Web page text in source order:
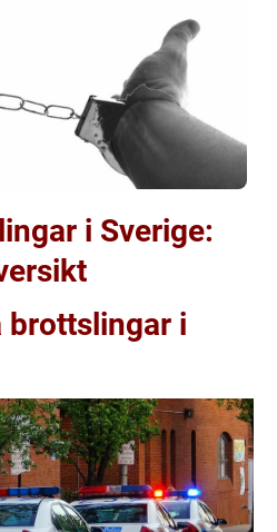
i Sverige:
brottslingar i